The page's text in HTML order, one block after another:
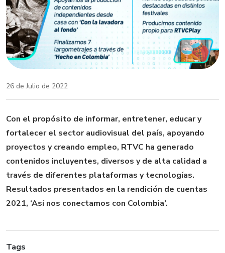
26 de Julio de 2022
Con el propósito de informar, entretener, educar y
fortalecer el sector audiovisual del país, apoyando
proyectos y creando empleo, RTVC ha generado
contenidos incluyentes, diversos y de alta calidad a
través de diferentes plataformas y tecnologías.
Resultados presentados en la rendición de cuentas
2021, ‘Así nos conectamos con Colombia’.
Tags